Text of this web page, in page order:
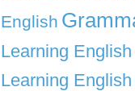
English
Learning
Learning